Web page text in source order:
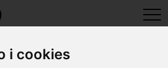
i cookies
buscate